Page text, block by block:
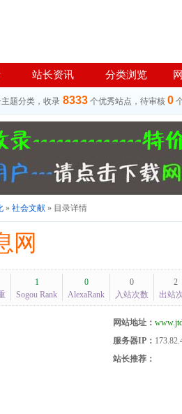
站长资讯 分类浏览
题分类，收录 8333 个优秀站点，待审核 0
» 社会文献 » 目录详情
网
1
Sogou Rank
0
AlexaRank
0
入站次数
2
出站
网站地址：
服务器IP：
站长推荐：